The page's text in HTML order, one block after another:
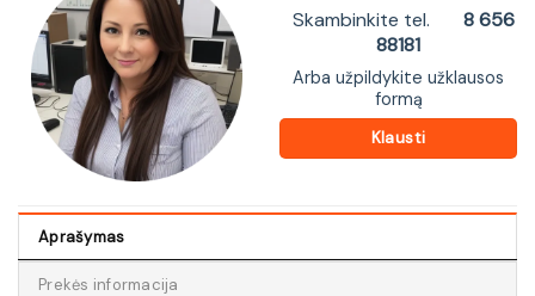
Skambinkite tel.
8 656
88181
Arba užpildykite užklausos
formą
Klausti
Aprašymas
Prekės informacija